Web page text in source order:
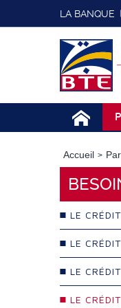
LA BANQUE
Accueil
LE
LE
LE
LE